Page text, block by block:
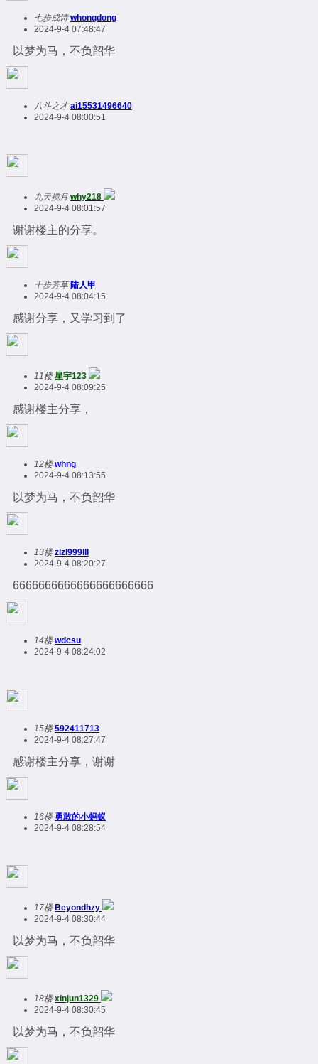
七步成诗 whongdong
2024-9-4 07:48:47
以梦为马，不负韶华
八斗之才 ai15531496640
2024-9-4 08:00:51
九天揽月 why218
2024-9-4 08:01:57
谢谢楼主的分享。
十步芳草 陆人甲
2024-9-4 08:04:15
感谢分享，又学习到了
11楼 星宇123
2024-9-4 08:09:25
感谢楼主分享，
12楼 whng
2024-9-4 08:13:55
以梦为马，不负韶华
13楼 zlzl999lll
2024-9-4 08:20:27
6666666666666666666666
14楼 wdcsu
2024-9-4 08:24:02
15楼 592411713
2024-9-4 08:27:47
感谢楼主分享，谢谢
16楼 勇敢的小蚂蚁
2024-9-4 08:28:54
17楼 Beyondhzy
2024-9-4 08:30:44
以梦为马，不负韶华
18楼 xinjun1329
2024-9-4 08:30:45
以梦为马，不负韶华